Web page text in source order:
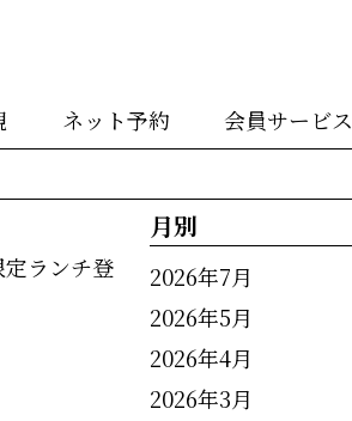
ネット予約 会員サービス
定ランチ登
月別
2026年7月
2026年5月
2026年4月
2026年3月